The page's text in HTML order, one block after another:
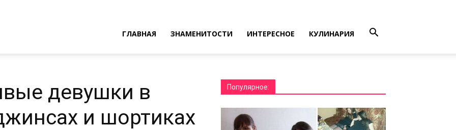
ГЛАВНАЯ ЗНАМЕНИТОСТИ ИНТЕРЕСНОЕ КУЛИНАРИЯ
девушки в
и шортиках
Популярное: